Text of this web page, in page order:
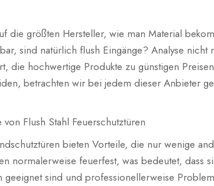
die größten Hersteller, wie man Material
sind natürlich flush Eingänge? Analyse
die hochwertige Produkte zu günstigen
betrachten wir bei jedem dieser Anbieter
von Flush Stahl Feuerschutztüren
bieten Vorteile, die nur wenige
normalerweise feuerfest, was bedeutet, dass
sind und professionellerweise